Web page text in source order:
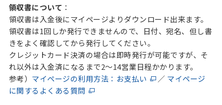
領収書について ：
領収書は入金後にマイページよりダウンロード出来ます。
領収書は1回しか発行できませんので、日付、宛名、但し書
きをよく確認してから発行してください。
クレジットカード決済の場合は即時発行が可能ですが、そ
れ以外は入金済になるまで2～14営業日程かかります。
参考） マイページの利用方法：お支払い ／ マイページ
に関するよくある質問